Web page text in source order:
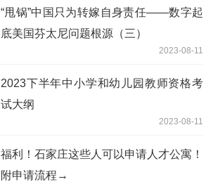
“甩锅”中国只为转嫁自身责任——数字起
底美国芬太尼问题根源（三）
2023-08-11
2023下半年中小学和幼儿园教师资格考
试大纲
2023-08-11
福利！石家庄这些人可以申请人才公寓！
附申请流程→